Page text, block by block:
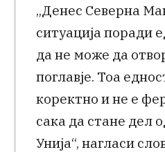
„Денес Северна
ситуација поради
да не може да
поглавје. Тоа
коректно и не е
сака да стане дел
Унија“, нагласи